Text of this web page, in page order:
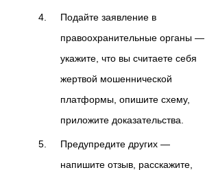
Подайте заявление в
правоохранительные органы —
укажите, что вы считаете себя
жертвой мошеннической
платформы, опишите схему,
приложите доказательства.
Предупредите других —
напишите отзыв, расскажите,